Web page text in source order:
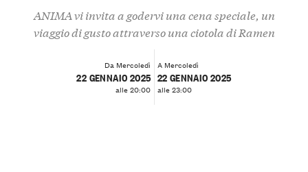
ANIMA vi invita a godervi una cena speciale, un
viaggio di gusto attraverso una ciotola di Ramen
Da Mercoledì
22 GENNAIO 2025
alle 20:00
A Mercoledì
22 GENNAIO 2025
alle 23:00